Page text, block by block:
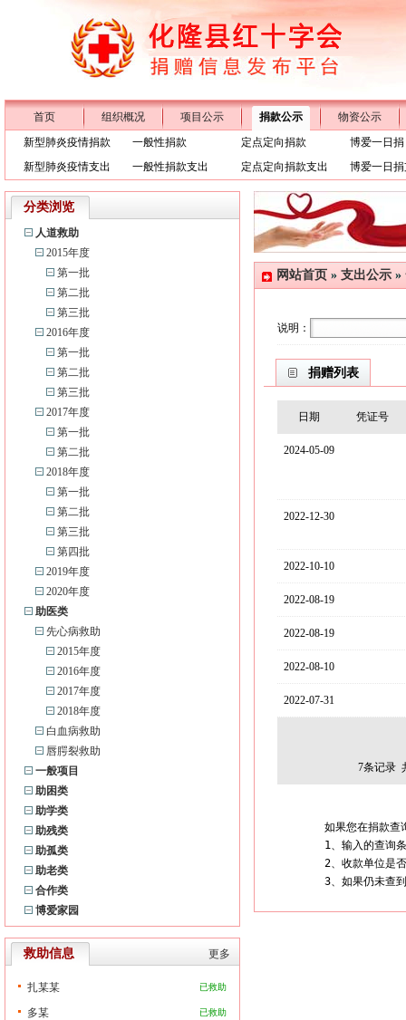
首页 组织概况 项目公示 捐款公示
物资公示
新型肺炎疫情捐款
一般性捐款 定点定向捐款
博爱一日捐
新型肺炎疫情支出
一般性捐款支出 定点定向捐款支出 博爱一日
分类浏览
人道救助
2015年度
第一批
第二批
第三批
2016年度
第一批
第二批
第三批
2017年度
第一批
第二批
2018年度
第一批
第二批
第三批
第四批
2019年度
2020年度
助医类
先心病救助
2015年度
2016年度
2017年度
2018年度
白血病救助
唇腭裂救助
一般项目
助困类
助学类
助残类
助孤类
助老类
合作类
博爱家园
更多
救助信息
已救助
扎某某
已救助
多某
网站首页 » 支出公示 »
说明：
捐赠列表
日期 凭证号
2024-05-09
2022-12-30
2022-10-10
2022-08-19
2022-08-19
2022-08-10
2022-07-31
7条记录
如果您在捐款查
1、输入的查
2、收款单位是
3、如果仍未查